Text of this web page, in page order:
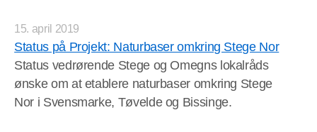
15. april 2019
Status på Projekt: Naturbaser omkring Stege Nor
Status vedrørende Stege og Omegns lokalråds
ønske om at etablere naturbaser omkring Stege
Nor i Svensmarke, Tøvelde og Bissinge.